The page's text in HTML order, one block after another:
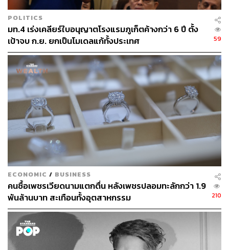
ทำเลที่ไม่มีใครเอาชนะได้ใน Causeway Bay
POLITICS
มท.4 เร่งเคลียร์ใบอนุญาตโรงแรมภูเก็ตค้างกว่า 6 ปี ตั้ง
เป้าจบ ก.ย. ยกเป็นโมเดลแก้ทั้งประเทศ
59
ECONOMIC / BUSINESS
คนซื้อเพชรเวียดนามแตกตื่น หลังเพชรปลอมทะลักกว่า 1.9
พันล้านบาท สะเทือนทั้งอุตสาหกรรม
210